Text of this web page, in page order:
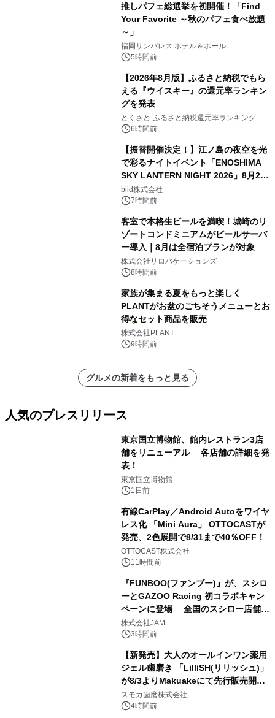
推しパフェ総選挙を初開催！「Find
Your Favorite ～秋のパフェ食べ放題
～」
福岡サンパレス ホテル＆ホール
5時間前
【2026年8月版】ふるさと納税でもら
える『ウイスキー』の還元率ランキン
グを発表
とくさと-ふるさと納税還元率ランキング-
6時間前
【振替開催決定！】江ノ島の夜空を光
で彩るナイトイベント「ENOSHIMA
SKY LANTERN NIGHT 2026」8月22
日(土)振替開催＆受付スタート！
biid株式会社
7時間前
客室で本格生ビールを満喫！城崎のリ
ゾートコンドミニアムがビールサーバ
ー導入｜8月は全宿泊プランが対象
株式会社リロバケーションズ
8時間前
家族が集まる夏をもっと楽しく
PLANTがお盆のごちそうメニューとお
得なセット商品を販売
株式会社PLANT
9時間前
グルメの新着をもっと見る
人気のプレスリリース
東京国立博物館、館内レストラン3店
舗をリニューアル 各店舗の詳細を発
表！
東京国立博物館
1日前
有線CarPlay／Android Autoをワイヤ
レス化 「Mini Aura」 OTTOCASTが
発売、2色展開で8/31まで40％OFF！
OTTOCAST株式会社
11時間前
『FUNBOO(ファンブー)』が、スシロ
ーとGAZOO Racing 初コラボキャン
ペーンに登場 全国のスシロー店舗で
GR 4車種の FUNBOO(ミニカー)付き
メニューが展開されます
株式会社JAM
3時間前
【新発売】大人のオールインワン薬用
ジェル歯磨き 「LilliSH(リリッシュ)」
が8/3よりMakuakeにて先行販売開
始！
スモカ歯磨株式会社
4時間前